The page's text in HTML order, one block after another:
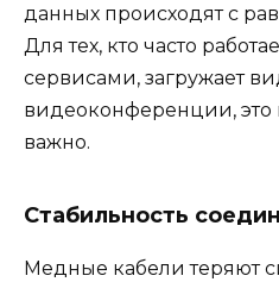
данных происходят с
Для тех, кто часто
сервисами, загружает
видеоконференции,
важно.
Стабильность
Медные кабели теряют